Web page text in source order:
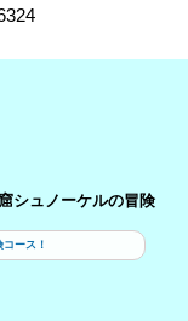
シュノーケルの冒険
ース！